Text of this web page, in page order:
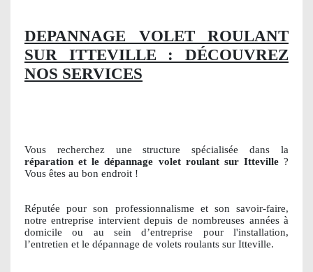
DEPANNAGE VOLET ROULANT
SUR ITTEVILLE : DÉCOUVREZ
NOS SERVICES
Vous recherchez une structure spécialisée dans la
réparation et le dépannage volet roulant sur Itteville?
Vous êtes au bon endroit !
Réputée pour son professionnalisme et son savoir-faire,
notre entreprise intervient depuis de nombreuses années à
domicile ou au sein d’entreprise pour l'installation,
l’entretien et le dépannage de volets roulants sur Itteville.